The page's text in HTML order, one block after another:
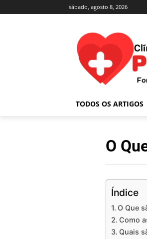
sábado, agosto 8, 2026
TODOS OS ARTIGOS
O
Índice
O Que
Como
Quais